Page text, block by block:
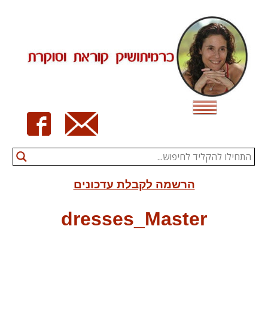
content
הרשמה לקבלת עדכונים
dresses_Master